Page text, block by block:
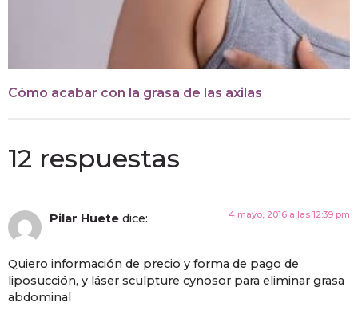
Cómo acabar con la grasa de las axilas
12 respuestas
Pilar Huete dice: 4 mayo, 2016 a las 12:39 pm
Quiero información de precio y forma de pago de
liposucción, y láser sculpture cynosor para eliminar grasa
abdominal